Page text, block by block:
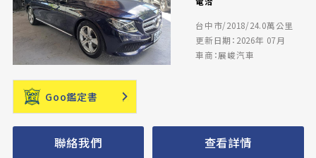
台中市/2018/24.0萬公里
更新日期：2026年 07月
車商：展峻汽車
Goo鑑定書
聯絡我們 查看詳情